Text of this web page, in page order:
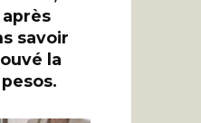
savoir
la